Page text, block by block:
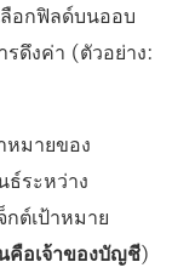
ลือกฟิลด์บนออบ
ดึงค่า (ตัวอย่าง:
หมายของ
ระหว่าง
ต์เป้าหมาย
คือเจ้าของบัญชี)